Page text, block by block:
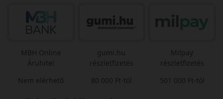
MBH Online
Áruhitel
Nem elérhető
gumi.hu
részletfizetés
80 000 Ft-tól
Milpay
részletfizetés
501 000 Ft-tól